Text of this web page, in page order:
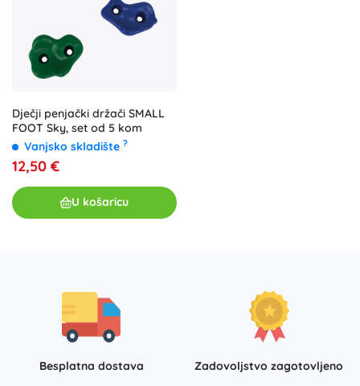
Dječji penjački držači SMALL
FOOT Sky, set od 5 kom
Vanjsko skladište ?
12,50 €
U košaricu
Besplatna dostava
Zadovoljstvo zagotovljeno